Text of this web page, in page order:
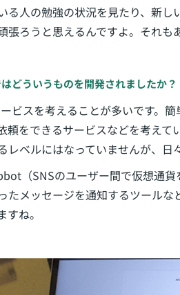
る人の勉強の状況を見たり、新
張ろうと思えるんですよ。それ
どういうものを開発されましたか？
ビスを考えることが多いです。
頼をできるサービスなどを考え
レベルにはなっていませんが、日
（SNSのユーザー間で仮想通
たメッセージを通知するツール
ね。